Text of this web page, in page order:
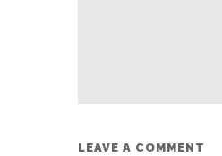
LEAVE A COMMENT